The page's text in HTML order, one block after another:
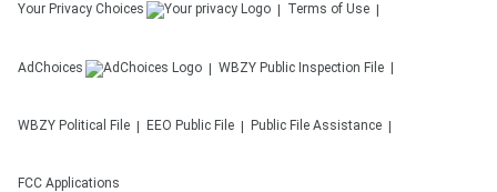
Your Privacy Choices Terms of Use
AdChoices WBZY Public Inspection File
WBZY Political File EEO Public File Public File Assistance
FCC Applications